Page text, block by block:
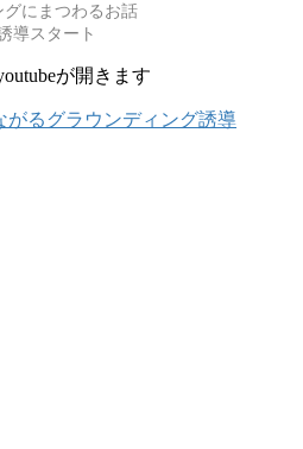
にまつわるお話
導スタート
が開きます
るグラウンディング誘導